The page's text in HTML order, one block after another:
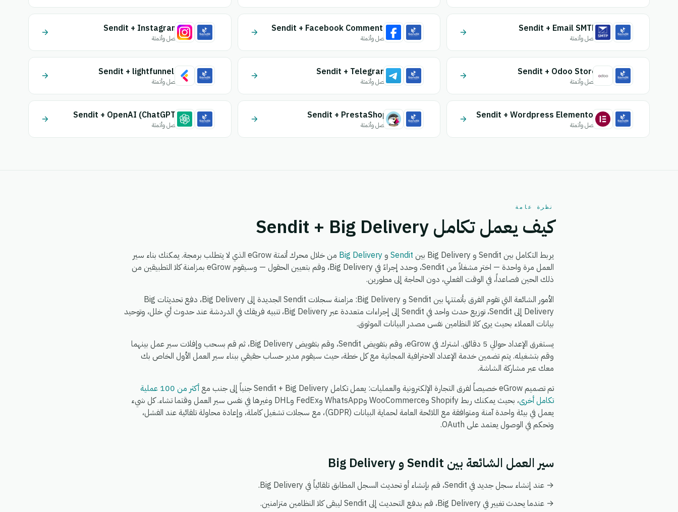
Sendit + Email SMTP
اتصل وأتمتة
Sendit + Facebook Comments
اتصل وأتمتة
Sendit + Instagram
اتصل وأتمتة
Sendit + Odoo Store
اتصل وأتمتة
Sendit + Telegram
اتصل وأتمتة
Sendit + lightfunnels
اتصل وأتمتة
Sendit + Wordpress Elementor
اتصل وأتمتة
Sendit + PrestaShop
اتصل وأتمتة
Sendit + OpenAI (ChatGPT)
اتصل وأتمتة
نظرة عامة
كيف يعمل تكامل Sendit + Big Delivery
يربط التكامل بين Sendit و Big Delivery بين Sendit و Big Delivery
من خلال محرك أتمتة eGrow الذي لا يتطلب برمجة. يمكنك بناء سير
العمل مرة واحدة — اختر مشغلاً من Sendit، وحدد إجراءً في Big Delivery، وقم بتعيين الحقول — وسيقوم eGrow بمزامنة كلا التطبيقين من
ذلك الحين فصاعداً، في الوقت الفعلي، دون الحاجة إلى مطورين.
الأمور الشائعة التي تقوم الفرق بأتمتتها بين Sendit و Big Delivery: مزامنة سجلات Sendit الجديدة إلى Big Delivery، دفع تحديثات Big
Delivery إلى Sendit، توزيع حدث واحد في Sendit إلى إجراءات متعددة عبر Big Delivery، تنبيه فريقك في الدردشة عند حدوث أي خلل، وتوحيد
بيانات العملاء بحيث يرى كلا النظامين نفس مصدر البيانات الموثوق.
يستغرق الإعداد حوالي 5 دقائق. اشترك في eGrow، وقم بتفويض Sendit، وقم بتفويض Big Delivery، ثم قم بسحب وإفلات سير عمل بينهما
وقم بتشغيله. يتم تضمين خدمة الإعداد الاحترافية المجانية مع كل خطة، حيث سيقوم مدير حساب حقيقي ببناء سير العمل الأول الخاص بك
معك عبر مشاركة الشاشة.
تم تصميم eGrow خصيصاً لفرق التجارة الإلكترونية والعمليات: يعمل تكامل Sendit + Big Delivery جنباً إلى جنب مع
أكثر من 100 عملية
تكامل أخرى
، بحيث يمكنك ربط Shopify وWooCommerce وWhatsApp وFedEx وDHL وغيرها في نفس سير العمل وقتما تشاء. كل شيء
يعمل في بيئة واحدة آمنة ومتوافقة مع اللائحة العامة لحماية البيانات (GDPR)، مع سجلات تشغيل كاملة، وإعادة محاولة تلقائية عند الفشل،
وتحكم في الوصول يعتمد على OAuth.
سير العمل الشائعة بين Sendit و Big Delivery
→ عند إنشاء سجل جديد في Sendit، قم بإنشاء أو تحديث السجل المطابق تلقائياً في Big Delivery.
→ عندما يحدث تغيير في Big Delivery، قم بدفع التحديث إلى Sendit ليبقى كلا النظامين متزامنين.